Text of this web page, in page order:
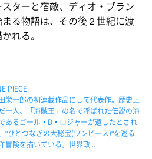
ターと宿敵、ディオ・ブラン
る物語は、その後２世紀に渡
れる。
PIECE
栄一郎の初連載作品にして代表作。歴史上
一人、「海賊王」の名で呼ばれた伝説の海
あるゴール・D・ロジャーが遺したとされ
"ひとつなぎの大秘宝(ワンピース)"を巡る
冒険を描いている。世界政...